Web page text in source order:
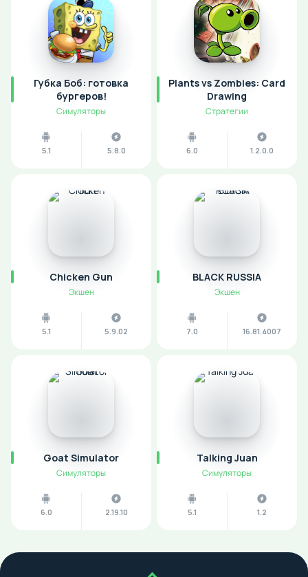
Губка Боб: готовка
бургеров!
Симуляторы
5.1 5.8.0
Plants vs Zombies: Card
Drawing
Стратегии
6.0 1.2.0.0
Chicken Gun
Экшен
5.1 5.9.02
BLACK RUSSIA
Экшен
7.0 16.81.4007
Goat Simulator
Симуляторы
6.0 2.19.10
Talking Juan
Симуляторы
5.1 1.2